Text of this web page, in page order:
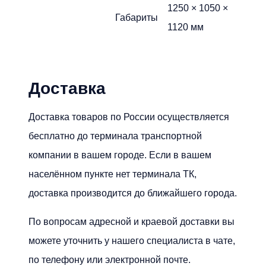
Габариты
1250 × 1050 ×
1120 мм
Доставка
Доставка товаров по России осуществляется
бесплатно до терминала транспортной
компании в вашем городе. Если в вашем
населённом пункте нет терминала ТК,
доставка производится до ближайшего города.
По вопросам адресной и краевой доставки вы
можете уточнить у нашего специалиста в чате,
по телефону или электронной почте.